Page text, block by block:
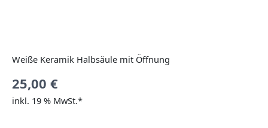
Weiße Keramik Halbsäule mit Öffnung
25,00 €
inkl. 19 % MwSt.*